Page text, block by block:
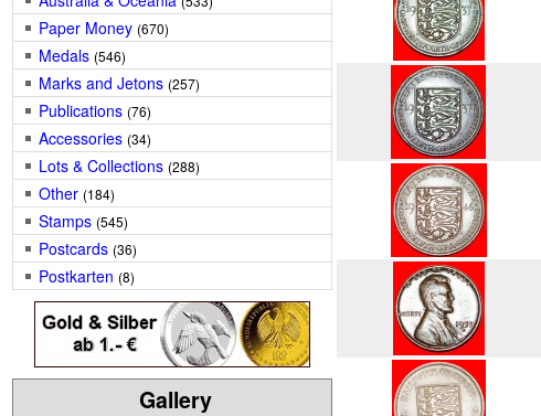
Paper Money (670)
Medals (546)
Marks and Jetons (257)
Publications (76)
Accessories (34)
Lots & Collections (288)
Other (184)
Stamps (545)
Postcards (36)
Postkarten (8)
Gallery